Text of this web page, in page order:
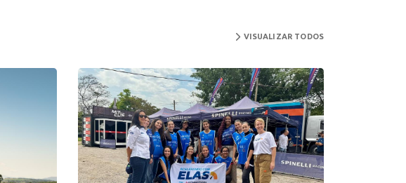
VISUALIZAR TODOS